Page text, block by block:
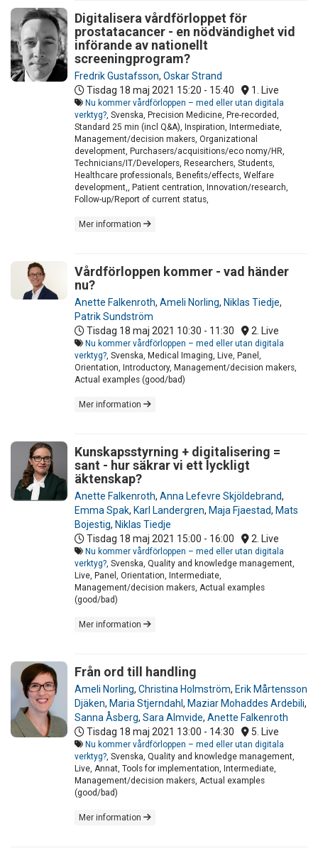
Digitalisera vårdförloppet för
prostatacancer - en nödvändighet vid
införande av nationellt
screeningprogram?
Fredrik Gustafsson, Oskar Strand
Tisdag 18 maj 2021 15:20 - 15:40 1. Live
Nu kommer vårdförloppen – med eller utan digitala
verktyg?, Svenska, Precision Medicine, Pre-recorded,
Standard 25 min (incl Q&A), Inspiration, Intermediate,
Management/decision makers, Organizational
development, Purchasers/acquisitions/eco nomy/HR,
Technicians/IT/Developers, Researchers, Students,
Healthcare professionals, Benefits/effects, Welfare
development,, Patient centration, Innovation/research,
Follow-up/Report of current status,
Mer information
Vårdförloppen kommer - vad händer
nu?
Anette Falkenroth, Ameli Norling, Niklas Tiedje,
Patrik Sundström
Tisdag 18 maj 2021 10:30 - 11:30 2. Live
Nu kommer vårdförloppen – med eller utan digitala
verktyg?, Svenska, Medical Imaging, Live, Panel,
Orientation, Introductory, Management/decision makers,
Actual examples (good/bad)
Mer information
Kunskapsstyrning + digitalisering =
sant - hur säkrar vi ett lyckligt
äktenskap?
Anette Falkenroth, Anna Lefevre Skjöldebrand,
Emma Spak, Karl Landergren, Maja Fjaestad, Mats
Bojestig, Niklas Tiedje
Tisdag 18 maj 2021 15:00 - 16:00 2. Live
Nu kommer vårdförloppen – med eller utan digitala
verktyg?, Svenska, Quality and knowledge management,
Live, Panel, Orientation, Intermediate,
Management/decision makers, Actual examples
(good/bad)
Mer information
Från ord till handling
Ameli Norling, Christina Holmström, Erik Mårtensson
Djäken, Maria Stjerndahl , Maziar Mohaddes Ardebili,
Sanna Åsberg, Sara Almvide, Anette Falkenroth
Tisdag 18 maj 2021 13:00 - 14:30 5. Live
Nu kommer vårdförloppen – med eller utan digitala
verktyg?, Svenska, Quality and knowledge management,
Live, Annat, Tools for implementation, Intermediate,
Management/decision makers, Actual examples
(good/bad)
Mer information